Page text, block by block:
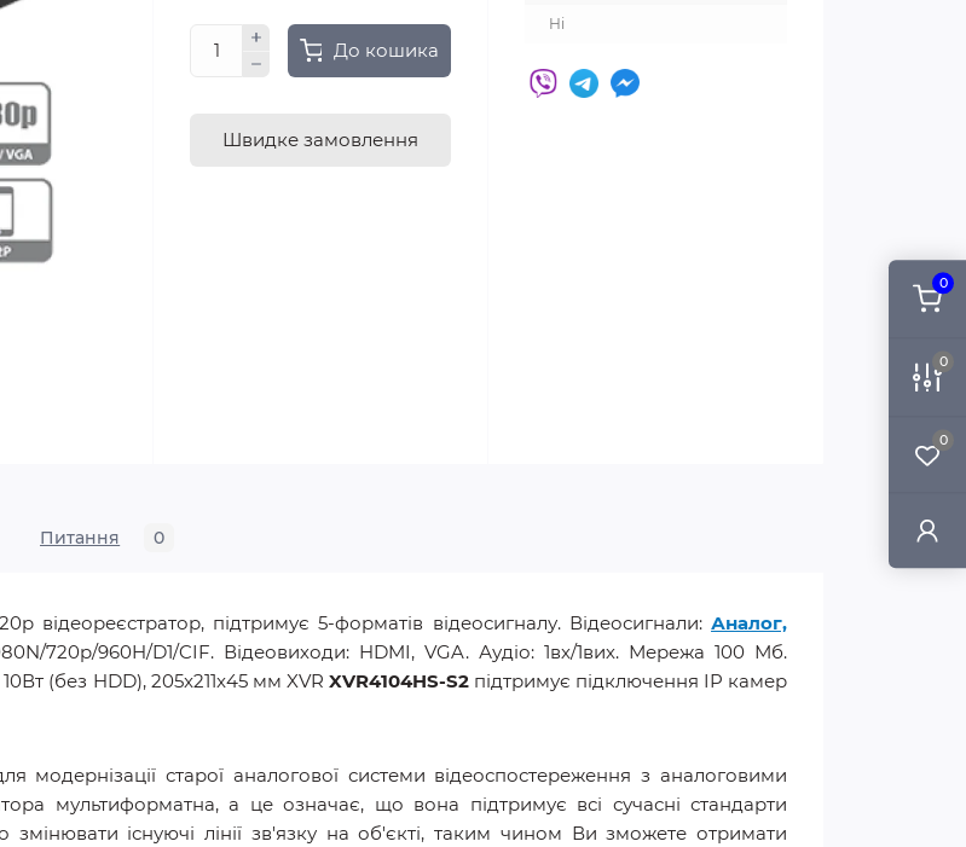
0
0
0
До кошика
Швидке замовлення
Ні
Питання 0
відеореєстратор, підтримує 5-форматів відеосигналу. Відеосигнали:Аналог,
720p/960H/D1/CIF. Відеовиходи: HDMI, VGA. Аудіо: 1вх/1вих. Мережа 100 Мб.
(без HDD), 205x211x45 мм XVR XVR4104HS-S2підтримує підключення IP камер
старої аналогової системи відеоспостереження з аналоговими
мультиформатна, а це означає, що вона підтримує всі сучасні стандарти
існуючі лінії зв'язку на об'єкті, таким чином Ви зможете отримати